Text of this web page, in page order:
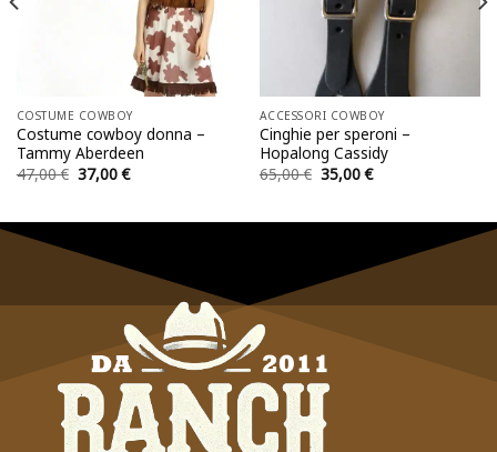
COSTUME COWBOY
Costume cowboy donna –
Tammy Aberdeen
47,00€ Il
prezzo
37,00€Il
prezzo
ACCESSORI COWBOY
Cinghie per speroni –
Hopalong Cassidy
65,00€ Il
prezzo
35,00€Il
prezzo